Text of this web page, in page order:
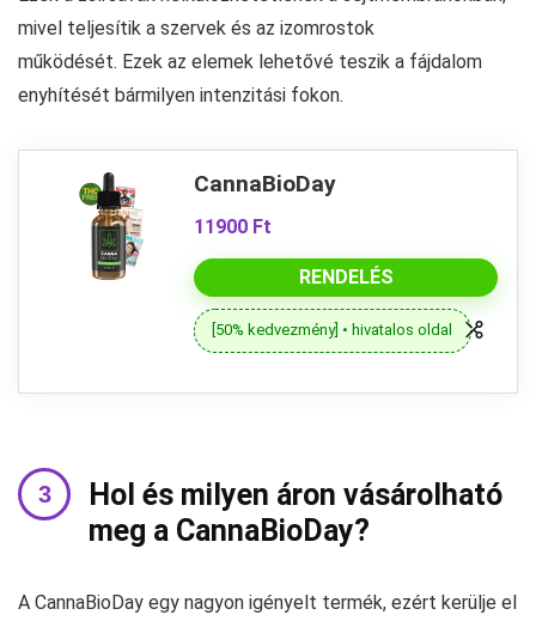
mivel teljesítik a szervek és az izomrostok
működését. Ezek az elemek lehetővé teszik a fájdalom
enyhítését bármilyen intenzitási fokon.
CannaBioDay
11900 Ft
RENDELÉS
[50% kedvezmény] • hivatalos oldal
Hol és milyen áron vásárolható
meg a CannaBioDay?
A CannaBioDay egy nagyon igényelt termék, ezért kerülje el